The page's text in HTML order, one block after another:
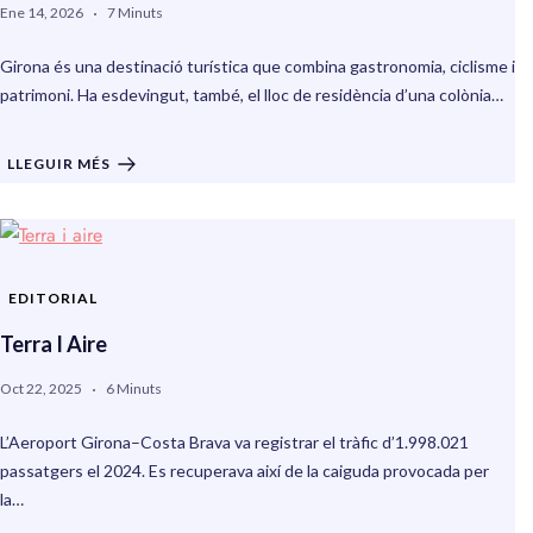
Ene 14, 2026 7 Minuts
Girona és una destinació turística que combina gastronomia, ciclisme i
patrimoni. Ha esdevingut, també, el lloc de residència d’una colònia…
LLEGUIR MÉS
EDITORIAL
Terra I Aire
Oct 22, 2025 6 Minuts
L’Aeroport Girona–Costa Brava va registrar el tràfic d’1.998.021
passatgers el 2024. Es recuperava així de la caiguda provocada per
la…